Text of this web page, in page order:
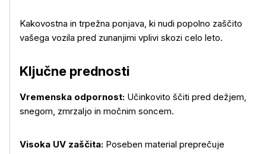
Kakovostna in trpežna ponjava, ki nudi popolno zaščito
vašega vozila pred zunanjimi vplivi skozi celo leto.
Ključne prednosti
Vremenska odpornost: Učinkovito ščiti pred dežjem,
snegom, zmrzaljo in močnim soncem.
Visoka UV zaščita: Poseben material preprečuje